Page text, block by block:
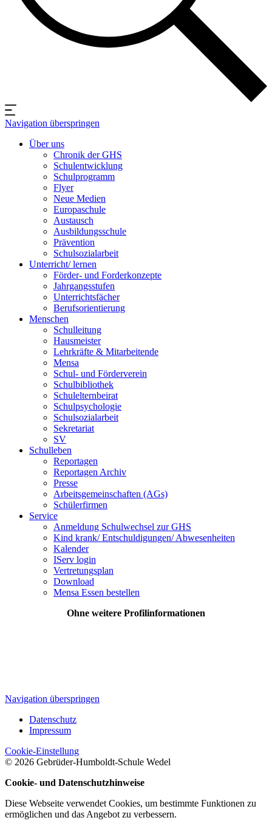
Navigation überspringen
Über uns
Chronik der GHS
Schulentwicklung
Schulprogramm
Flyer
Neue Medien
Europaschule
Austausch
Ausbildungsschule
Prävention
Schulsozialarbeit
Unterricht/ lernen
Förder- und Forderkonzepte
Jahrgangsstufen
Unterrichtsfächer
Berufsorientierung
Menschen
Schulleitung
Hausmeister
Lehrkräfte & Mitarbeitende
Mensa
Schul- und Förderverein
Schulbibliothek
Schulelternbeirat
Schulpsychologie
Schulsozialarbeit
Sekretariat
SV
Schulleben
Reportagen
Reportagen Archiv
Presse
Arbeitsgemeinschaften (AGs)
Schülerfirmen
Service
Anmeldung Schulwechsel zur GHS
Kind krank/ Entschuldigungen/ Abwesenheiten
Kalender
IServ login
Vertretungsplan
Download
Mensa Essen bestellen
Ohne weitere Profilinformationen
Navigation überspringen
Datenschutz
Impressum
Cookie-Einstellung
© 2026 Gebrüder-Humboldt-Schule Wedel
Cookie- und Datenschutzhinweise
Diese Webseite verwendet Cookies, um bestimmte Funktionen zu
ermöglichen und das Angebot zu verbessern.